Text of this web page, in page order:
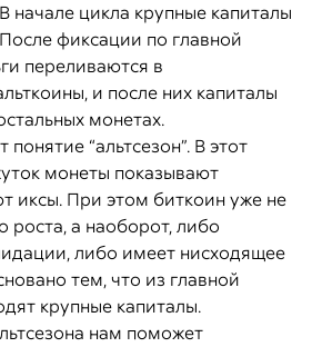
начале цикла крупные капиталы
фиксации по главной
переливаются в
и после них капиталы
монетах.
“альтсезон”. В этот
монеты показывают
иксы. При этом биткоин уже не
роста, а наоборот, либо
либо имеет нисходящее
тем, что из главной
крупные капиталы.
нам поможет